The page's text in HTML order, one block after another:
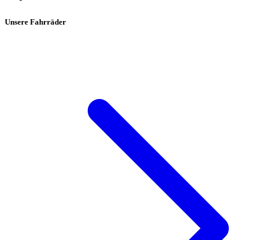
Unsere Fahrräder